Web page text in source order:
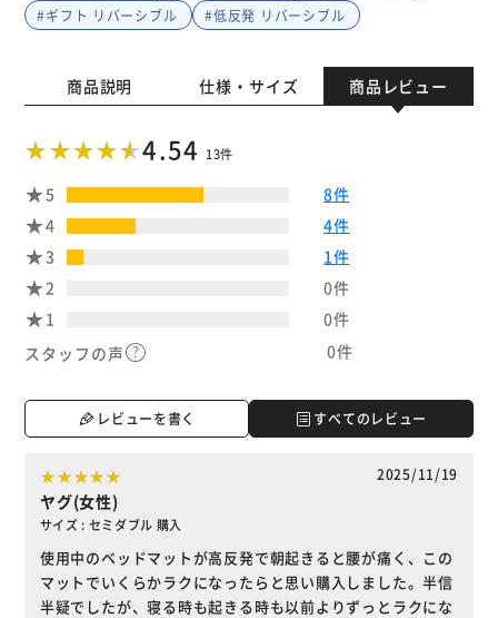
#ギフト リバーシブル
#低反発 リバーシブル
商品説明 仕様・サイズ 商品レビュー
4.54 13件
5
8件
4
4件
3
1件
2
0件
1
0件
スタッフの声
0件
レビューを書く すべてのレビュー
2025/11/19
ヤグ(女性)
サイズ : セミダブル 購入
使用中のベッドマットが高反発で朝起きると腰が痛く、この
マットでいくらかラクになったらと思い購入しました。半信
半疑でしたが、寝る時も起きる時も以前よりずっとラクにな